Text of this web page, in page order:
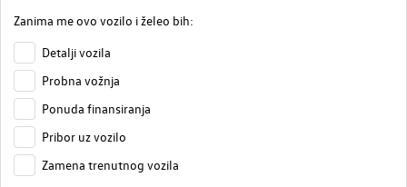
Zanima me ovo vozilo i želeo bih:
Detalji vozila
Probna vožnja
Ponuda finansiranja
Pribor uz vozilo
Zamena trenutnog vozila